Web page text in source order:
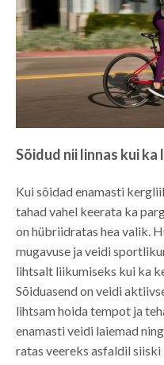
Sõidud nii linnas kui ka
Kui sõidad enamasti
tahad vahel keerata ka
on hübriidratas hea valik.
mugavuse ja veidi
lihtsalt liikumiseks kui ka
Sõiduasend on veidi
lihtsam hoida tempot ja
enamasti veidi laiemad
ratas veereks asfaldil